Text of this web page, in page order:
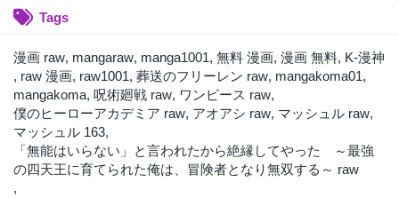
第51話
第49話
3年前
第48話
3年前
第47話
3年前
第46話
第45話
3年前
第44話
3年前
Tags
漫画 raw, mangaraw, manga1001, 無料 漫画, 漫画 無料, K-漫神
, raw 漫画, raw1001, 葬送のフリーレン raw, mangakoma01,
mangakoma, 呪術廻戦 raw, ワンピース raw,
僕のヒーローアカデミア raw, アオアシ raw, マッシュル raw,
マッシュル 163,
「無能はいらない」と言われたから絶縁してやった ～最強
の四天王に育てられた俺は、冒険者となり無双する～ raw
,